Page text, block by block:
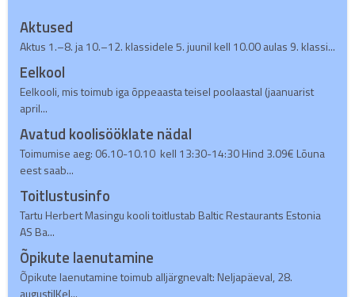
Aktused
Aktus 1.–8. ja 10.–12. klassidele 5. juunil kell 10.00 aulas 9. klassi...
Eelkool
Eelkooli, mis toimub iga õppeaasta teisel poolaastal (jaanuarist
april...
Avatud koolisööklate nädal
Toimumise aeg: 06.10-10.10 kell 13:30-14:30 Hind 3.09€ Lõuna
eest saab...
Toitlustusinfo
Tartu Herbert Masingu kooli toitlustab Baltic Restaurants Estonia
AS Ba...
Õpikute laenutamine
Õpikute laenutamine toimub alljärgnevalt: Neljapäeval, 28.
augustilKel...